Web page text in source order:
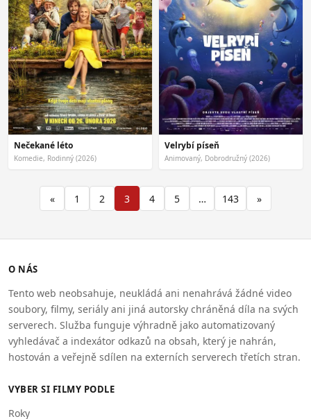
Nečekané léto
Komedie, Rodinný (2026)
Velrybí píseň
Animovaný, Dobrodružný (2026)
« 1 2 3 4 5 … 143 »
O NÁS
Tento web neobsahuje, neukládá ani nenahrává žádné video
soubory, filmy, seriály ani jiná autorsky chráněná díla na svých
serverech. Služba funguje výhradně jako automatizovaný
vyhledávač a indexátor odkazů na obsah, který je nahrán,
hostován a veřejně sdílen na externích serverech třetích stran.
VYBER SI FILMY PODLE
Roky